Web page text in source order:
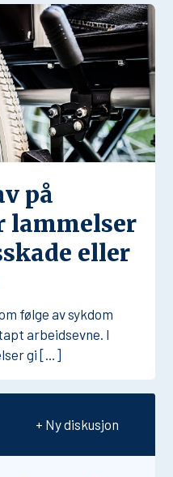
på
lammelser
eller
følge av sykdom
arbeidsevne. I
gi […]
+ Ny diskusjon